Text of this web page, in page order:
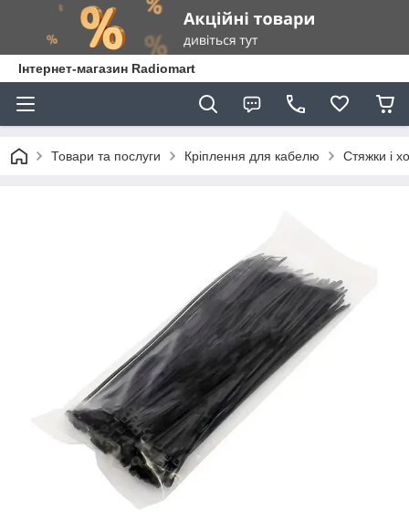
Інтернет-магазин Radiomart
Товари та послуги Кріплення для кабелю Стяжки і